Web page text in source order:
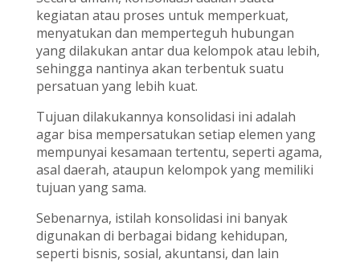
kegiatan atau proses untuk memperkuat,
menyatukan dan memperteguh hubungan
yang dilakukan antar dua kelompok atau lebih,
sehingga nantinya akan terbentuk suatu
persatuan yang lebih kuat.
Tujuan dilakukannya konsolidasi ini adalah
agar bisa mempersatukan setiap elemen yang
mempunyai kesamaan tertentu, seperti agama,
asal daerah, ataupun kelompok yang memiliki
tujuan yang sama.
Sebenarnya, istilah konsolidasi ini banyak
digunakan di berbagai bidang kehidupan,
seperti bisnis, sosial, akuntansi, dan lain